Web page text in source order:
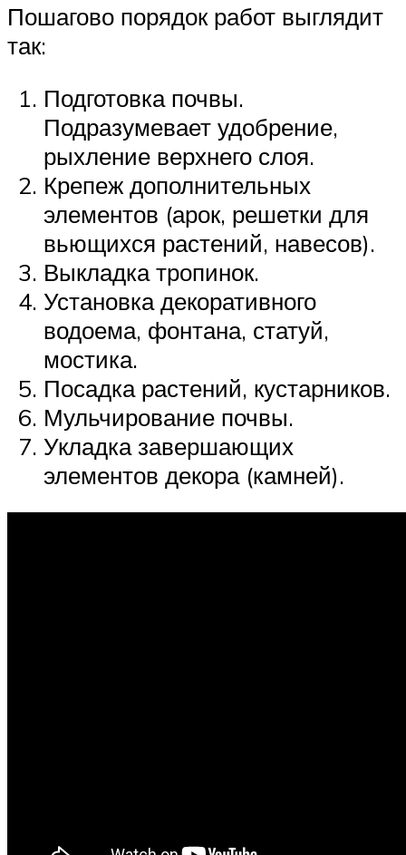
Пошагово порядок работ выглядит
так:
Подготовка почвы.
Подразумевает удобрение,
рыхление верхнего слоя.
Крепеж дополнительных
элементов (арок, решетки для
вьющихся растений, навесов).
Выкладка тропинок.
Установка декоративного
водоема, фонтана, статуй,
мостика.
Посадка растений, кустарников.
Мульчирование почвы.
Укладка завершающих
элементов декора (камней).